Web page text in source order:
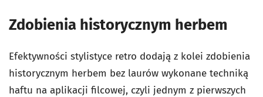
Zdobienia historycznym herbem
Efektywności stylistyce retro dodają z kolei zdobienia
historycznym herbem bez laurów wykonane techniką
haftu na aplikacji filcowej, czyli jednym z pierwszych